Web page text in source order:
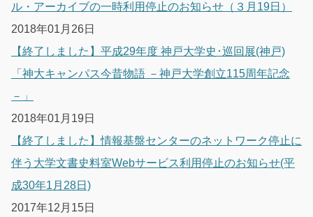
ル・アーカイブの一時利用停止のお知らせ（３月19日）
2018年01月26日
【終了しました】平成29年度 神戸大学史･巡回展(神戸)
「神大キャンパス今昔物語 －神戸大学創立115周年記念
－」
2018年01月19日
【終了しました】情報基盤センターのネットワーク停止に
伴う大学文書史料室Webサービス利用停止のお知らせ(平
成30年1月28日)
2017年12月15日